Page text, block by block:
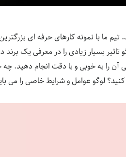
تیم ما با نمونه کارهای حرفه ای
بسیار زیادی را در معرفی یک برند
آن را به خوبی و با دقت انجام دهید.
لوگو عوامل و شرایط خاصی را می